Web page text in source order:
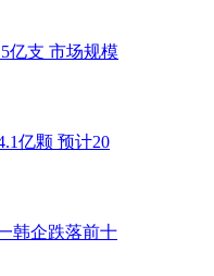
亿支 市场规模
亿颗 预计20
韩企跌落前十